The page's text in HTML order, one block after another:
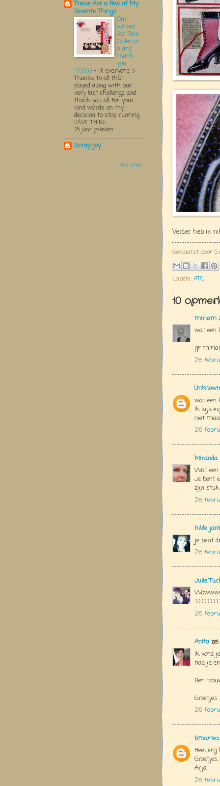
Verder heb ik
Geplaatst door
Labels: ATC
10
miriam
wat een
gr
26
Unknown
wat een
Ik kijk
niet
26
Miranda
Wat een
Je bent
zijn
26
hilde
je bent
26
Julie
26
Anita zei
Ik vond
had je
Ben
Groetjes
26
bmartes
Heel
Groetjes,
Arja
26
These Are a Few of My
Favorite Things
Our
winner
for Fave
Collectio
n and
thank
you
:):):):):):) - Hi everyone :)
Thanks to all that
played along with our
very last challenge and
thank you all for your
kind words on my
decision to stop running
FAVE THING...
15 jaar geleden
Scrap-joy
-
Alle tonen